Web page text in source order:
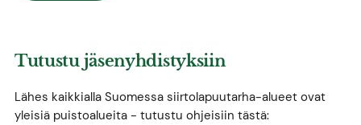
Tutustu jäsenyhdistyksiin
Lähes kaikkialla Suomessa siirtolapuutarha-alueet ovat
yleisiä puistoalueita - tutustu ohjeisiin tästä: